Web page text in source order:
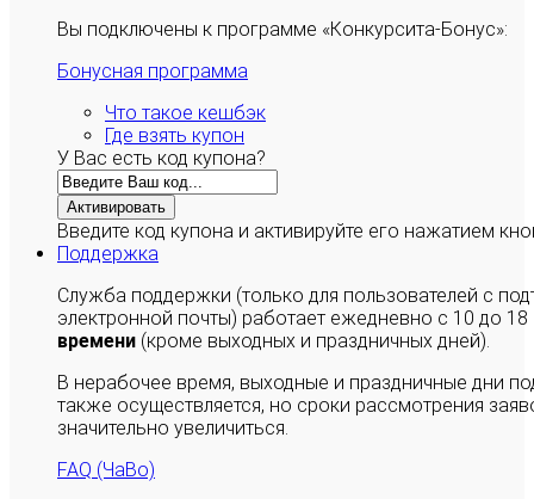
Вы подключены к программе «Конкурсита-Бонус»:
Бонусная программа
Что такое кешбэк
Где взять купон
У Вас есть код купона?
Активировать
Введите код купона и активируйте его нажатием
Поддержка
Служба поддержки (только для пользователей с
электронной почты) работает ежедневно с 10 до
времени (кроме выходных и праздничных дней).
В нерабочее время, выходные и праздничные дни
также осуществляется, но сроки рассмотрения
значительно увеличиться.
FAQ (ЧаВо)